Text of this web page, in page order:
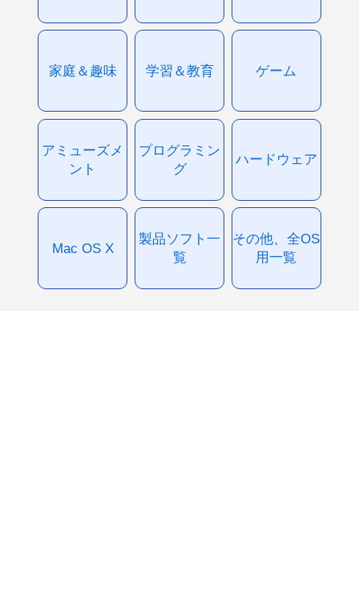
家庭＆趣味 学習＆教育 ゲーム
アミューズメ
ント
プログラミン
グ
ハードウェア
Mac OS X
製品ソフト一
覧
その他、全OS
用一覧